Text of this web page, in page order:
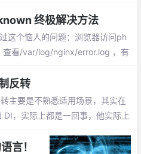
加密，这时
，下面通过
数据的加
终极解决方法
这个恼人的问题：浏览器访问ph
查看/var/log/nginx/error.log ，有
反转
主要是不熟悉适用场景，其实在
，实际上都是一回事，他实际上
我们需要有两个概念。
言！